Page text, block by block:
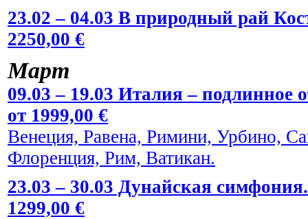
23.02 – 04.03 В природный рай
2250,00 €
Март
09.03 – 19.03 Италия –
от 1999,00 €
Венеция, Равена, Римини, Урбино,
Флоренция, Рим, Ватикан.
23.03 – 30.03 Дунайская
1299,00 €